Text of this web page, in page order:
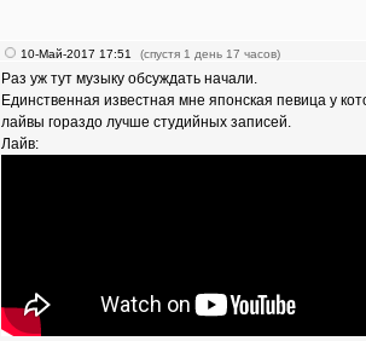
10-Май-2017 17:51 (спустя 1 день 17 часов)
Раз уж тут музыку обсуждать начали.
Единственная известная мне японская певица у
лайвы гораздо лучше студийных записей.
Лайв: